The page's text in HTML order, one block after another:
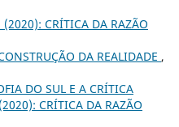
CRÍTICA DA RAZÃO
DA REALIDADE ,
DO SUL E A CRÍTICA
CRÍTICA DA RAZÃO